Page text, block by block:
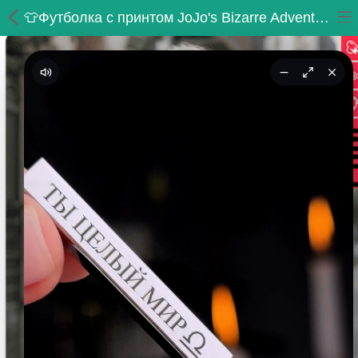
ВСЕ ТОВАРЫ
Сумки
Кастомные коврики
Бейсболки
Гравировка
CoolPass
👕Футболка с принтом JoJo's Bizarre Adventure